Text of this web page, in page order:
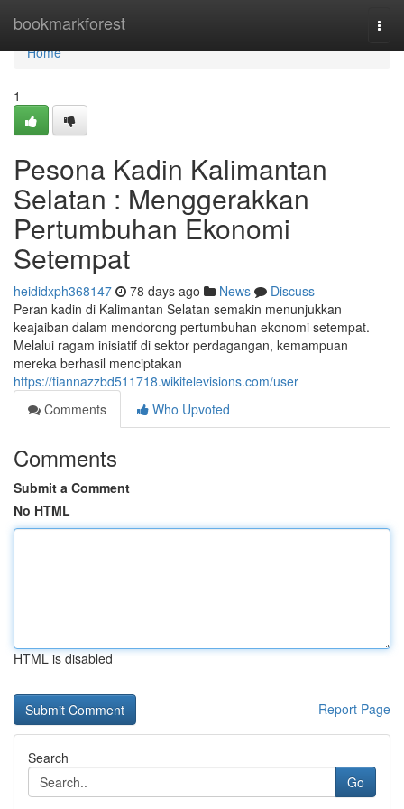
bookmarkforest
Home
Home
1
Pesona Kadin Kalimantan
Selatan : Menggerakkan
Pertumbuhan Ekonomi
Setempat
heididxph368147 78 days ago News
Discuss
Peran kadin di Kalimantan Selatan semakin menunjukkan
keajaiban dalam mendorong pertumbuhan ekonomi setempat.
Melalui ragam inisiatif di sektor perdagangan, kemampuan
mereka berhasil menciptakan
https://tiannazzbd511718.wikitelevisions.com/user
Comments
Who Upvoted
Comments
Submit a Comment
No HTML
HTML is disabled
Report Page
Search
Go